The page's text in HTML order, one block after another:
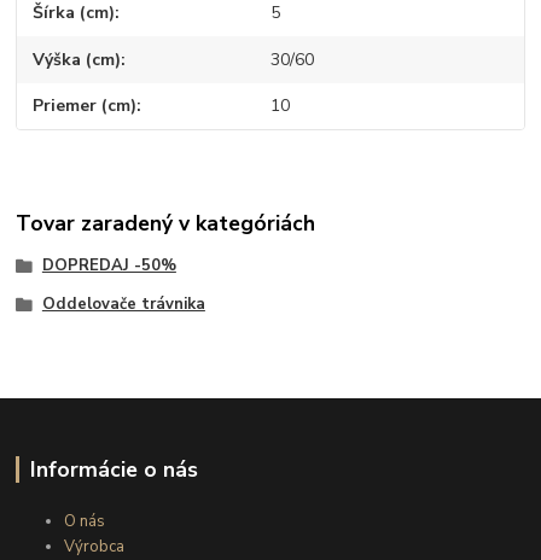
Šírka (cm) 5
Výška (cm) 30/60
Priemer (cm) 10
Tovar zaradený v kategóriách
DOPREDAJ -50%
Oddelovače trávnika
Informácie o nás
O nás
Výrobca